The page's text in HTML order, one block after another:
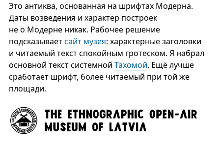
Это антиква, основанная на шрифтах Модерна.
Даты возведения и характер построек
не о Модерне никак. Рабочее решение
подсказываетсайт музея: характерные заголовки
и читаемый текст спокойным гротеском. Я набрал
основной текст системной Тахомой. Ещё лучше
сработает шрифт, более читаемый при той же
площади.